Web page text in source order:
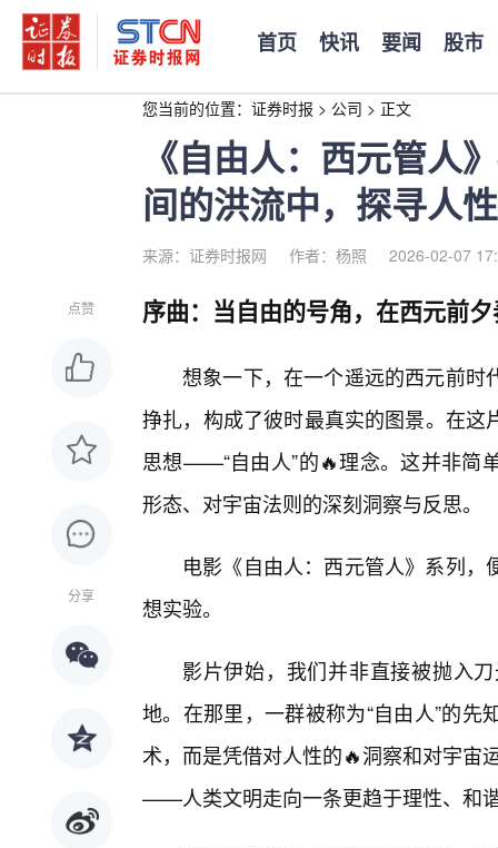
首页 快讯 要闻 股市
您当前的位置： 证券时报 > 公司 > 正文
《自由人：西元管
间的洪流中，探寻人
来源：证券时报网 作者：杨照 2026-02-07
点赞
分享
序曲：当自由的号角，在西元前
想象一下，在一个遥远的西元前时
挣扎，构成了彼时最真实的图景。在
思想——“自由人”的🔥理念。这并非简
形态、对宇宙法则的深刻洞察与反思。
电影《自由人：西元管人》系列
想实验。
影片伊始，我们并非直接被抛入
地。在那里，一群被称为“自由人”的
术，而是凭借对人性的🔥洞察和对宇宙
——人类文明走向一条更趋于理性、和